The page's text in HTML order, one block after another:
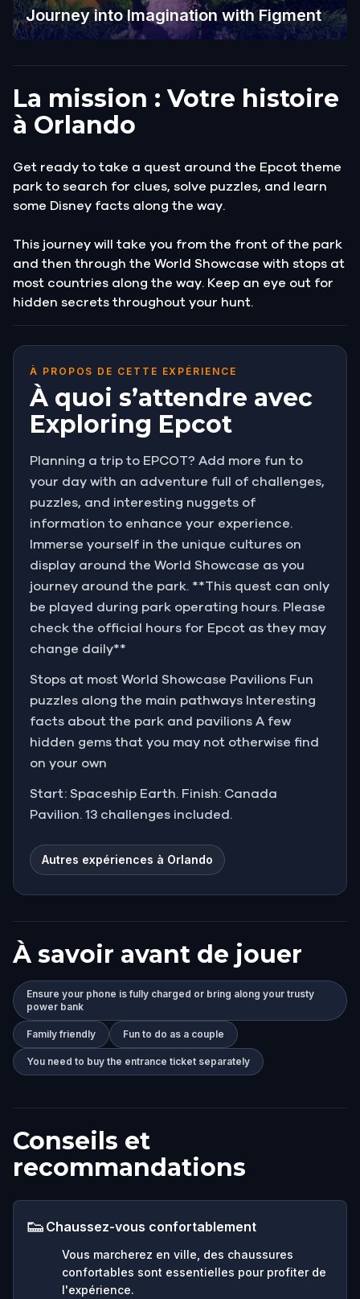
Journey into Imagination with Figment
La mission : Votre histoire
à Orlando
Get ready to take a quest around the Epcot theme
park to search for clues, solve puzzles, and learn
some Disney facts along the way.
This journey will take you from the front of the park
and then through the World Showcase with stops at
most countries along the way. Keep an eye out for
hidden secrets throughout your hunt.
À PROPOS DE CETTE EXPÉRIENCE
À quoi s’attendre avec
Exploring Epcot
Planning a trip to EPCOT? Add more fun to
your day with an adventure full of challenges,
puzzles, and interesting nuggets of
information to enhance your experience.
Immerse yourself in the unique cultures on
display around the World Showcase as you
journey around the park. **This quest can only
be played during park operating hours. Please
check the official hours for Epcot as they may
change daily**
Stops at most World Showcase Pavilions Fun
puzzles along the main pathways Interesting
facts about the park and pavilions A few
hidden gems that you may not otherwise find
on your own
Start: Spaceship Earth. Finish: Canada
Pavilion. 13 challenges included.
Autres expériences à Orlando
À savoir avant de jouer
Ensure your phone is fully charged or bring along your trusty
power bank
Family friendly Fun to do as a couple
You need to buy the entrance ticket separately
Conseils et
recommandations
👟 Chaussez-vous confortablement
Vous marcherez en ville, des chaussures
confortables sont essentielles pour profiter de
l'expérience.